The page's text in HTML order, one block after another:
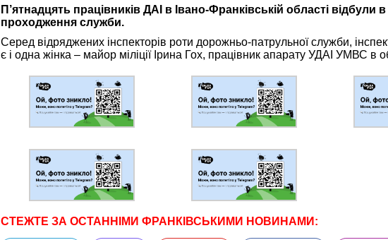
П’ятнадцять працівників ДАІ в Івано-Франківській області відбули
проходження служби.
Серед відряджених інспекторів роти дорожньо-патрульної служби,
є і одна жінка – майор міліції Ірина Гох, працівник апарату УДАІ УМВС в
СТЕЖТЕ ЗА ОСТАННІМИ ФРАНКІВСЬКИМИ НОВИНАМИ: